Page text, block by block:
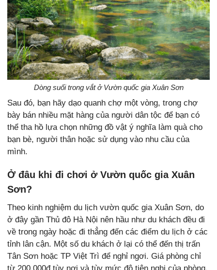
Dòng suối trong vắt ở Vườn quốc gia Xuân Sơn
Sau đó, bạn hãy dạo quanh chợ một vòng, trong chợ
bày bán nhiều mặt hàng của người dân tộc để bạn có
thể tha hồ lựa chọn những đồ vật ý nghĩa làm quà cho
bạn bè, người thân hoặc sử dụng vào nhu cầu của
mình.
Ở đâu khi đi chơi ở Vườn quốc gia Xuân
Sơn?
Theo kinh nghiệm du lịch vườn quốc gia Xuân Sơn, do
ở đây gần Thủ đô Hà Nội nên hầu như du khách đều đi
về trong ngày hoặc đi thẳng đến các điểm du lịch ở các
tỉnh lân cận. Một số du khách ở lại có thể đến thị trấn
Tân Sơn hoặc TP Việt Trì để nghỉ ngơi. Giá phòng chỉ